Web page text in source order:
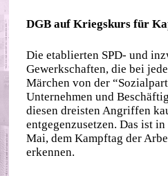
DGB auf Kriegskurs für
Die etablierten SPD- und
Gewerkschaften, die bei
Märchen von der
Unternehmen und
diesen dreisten Angriffen
entgegenzusetzen. Das ist
Mai, dem Kampftag der
erkennen.